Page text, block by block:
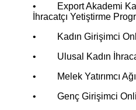
• Export Akademi
İhracatçı Yetiştirme
• Kadın Girişimci
• Ulusal Kadın
• Melek Yatırımcı Ağı
• Genç Girişimci